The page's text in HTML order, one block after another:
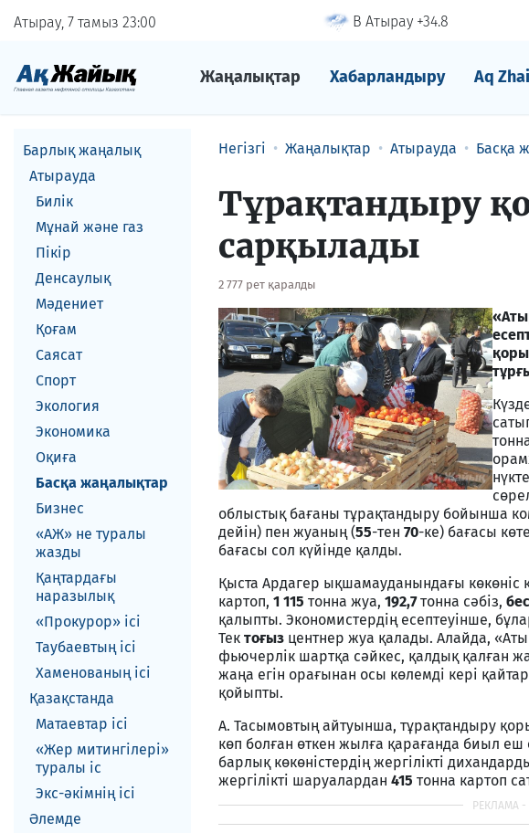
Атырау, 7 тамыз 23 00 В Атырау +34.8
Жаңалықтар Хабарландыру Aq
Барлық жаңалық
Атырауда
Билік
Мұнай және газ
Пікір
Денсаулық
Мәдениет
Қоғам
Саясат
Спорт
Экология
Экономика
Оқиға
Басқа жаңалықтар
Бизнес
«АЖ» не туралы
жазды
Қаңтардағы
наразылық
«Прокурор» ісі
Таубаевтың ісі
Хаменованың ісі
Қазақстанда
Матаевтар ici
«Жер митингілері»
туралы іс
Экс-әкiмнiң iсi
Әлемде
Негізгі Жаңалықтар Атырауда Басқа
Тұрақтандыру
cарқылады
2 777 рет қаралды
облыстық бағаны тұрақтандыру бойынша
дейін) пен жуаның (55-тен 70-ке) бағасы
бағасы сол күйінде қалды.
Қыста Ардагер ықшамауданындағы көкөніс
картоп, 1 115 тонна жуа, 192,7тонна сәбіз, бес
қалыпты. Экономистердің есептеуінше,
Тек тоғыз центнер жуа қалады. Алайда,
фьючерлік шартқа сәйкес, қалдық қалған
жаңа егін орағынан осы көлемді кері
қойыпты.
А. Тасымовтың айтуынша, тұрақтандыру
көп болған өткен жылға қарағанда биыл еш
барлық көкөністердің жергілікті
жергілікті шаруалардан 415 тонна картоп